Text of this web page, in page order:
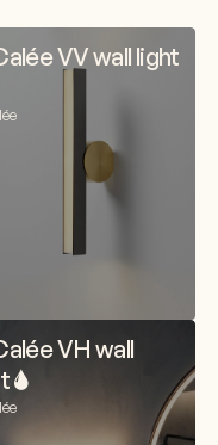
VV wall light
VH wall
🌢